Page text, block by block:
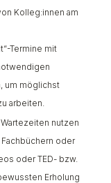
Kolleg:innen am
Termine mit
um möglichst
arbeiten.
nutzen
oder
oder TED- bzw.
Erholung